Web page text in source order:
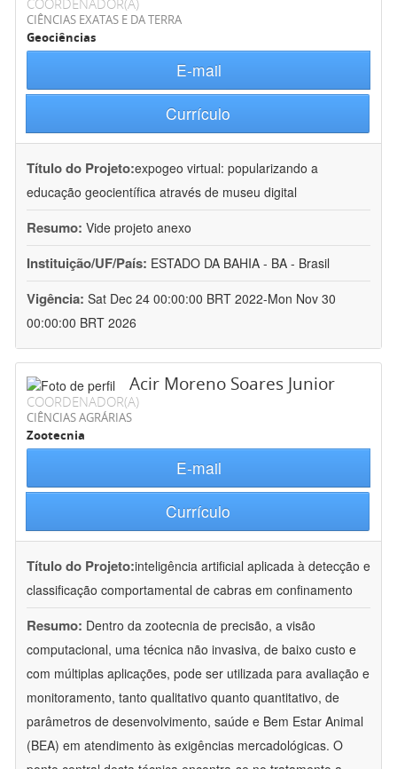
COORDENADOR(A)
CIÊNCIAS EXATAS E DA TERRA
Geociências
E-mail
Currículo
Título do Projeto:expogeo virtual: popularizando a
educação geocientífica através de museu digital
Resumo: Vide projeto anexo
Instituição/UF/País: ESTADO DA BAHIA - BA - Brasil
Vigência: Sat Dec 24 00:00:00 BRT 2022-Mon Nov 30
00:00:00 BRT 2026
Acir Moreno Soares Junior
COORDENADOR(A)
CIÊNCIAS AGRÁRIAS
Zootecnia
E-mail
Currículo
Título do Projeto:inteligência artificial aplicada à detecção e
classificação comportamental de cabras em confinamento
Resumo: Dentro da zootecnia de precisão, a visão
computacional, uma técnica não invasiva, de baixo custo e
com múltiplas aplicações, pode ser utilizada para avaliação e
monitoramento, tanto qualitativo quanto quantitativo, de
parâmetros de desenvolvimento, saúde e Bem Estar Animal
(BEA) em atendimento às exigências mercadológicas. O